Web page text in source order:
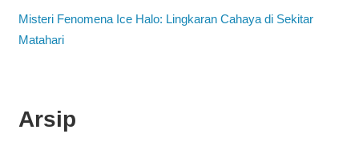
Misteri Fenomena Ice Halo: Lingkaran Cahaya di Sekitar
Matahari
Arsip